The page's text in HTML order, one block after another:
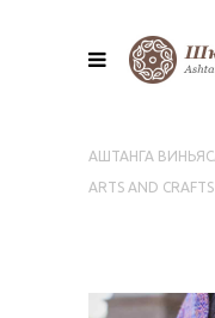
АШТАНГА
ARTS AND CRAFTS